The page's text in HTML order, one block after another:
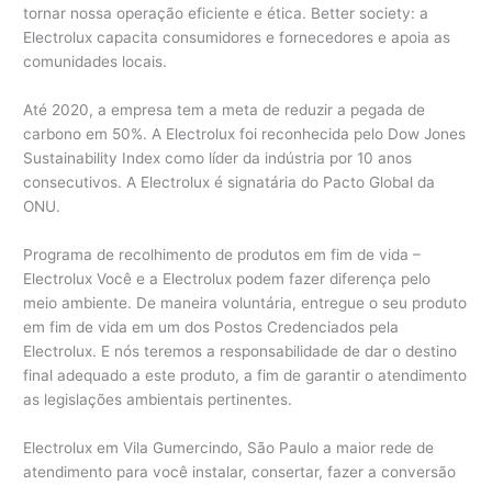
tornar nossa operação eficiente e ética. Better society: a
Electrolux capacita consumidores e fornecedores e apoia as
comunidades locais.
Até 2020, a empresa tem a meta de reduzir a pegada de
carbono em 50%. A Electrolux foi reconhecida pelo Dow Jones
Sustainability Index como líder da indústria por 10 anos
consecutivos. A Electrolux é signatária do Pacto Global da
ONU.
Programa de recolhimento de produtos em fim de vida –
Electrolux Você e a Electrolux podem fazer diferença pelo
meio ambiente. De maneira voluntária, entregue o seu produto
em fim de vida em um dos Postos Credenciados pela
Electrolux. E nós teremos a responsabilidade de dar o destino
final adequado a este produto, a fim de garantir o atendimento
as legislações ambientais pertinentes.
Electrolux em Vila Gumercindo, São Paulo a maior rede de
atendimento para você instalar, consertar, fazer a conversão